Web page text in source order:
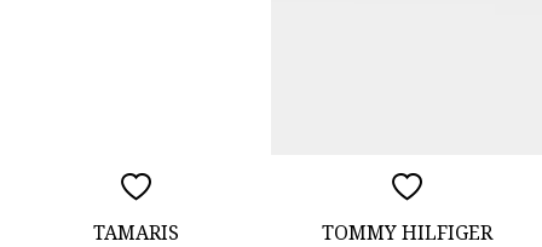
TAMARIS TOMMY HILFIGER